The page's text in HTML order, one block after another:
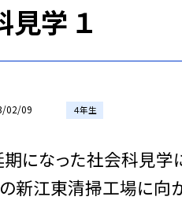
学 １
02/09 ４年生
になった社会科見学
新江東清掃工場に向か